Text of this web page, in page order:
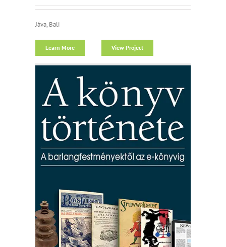
Jáva, Bali
Learn More View Project